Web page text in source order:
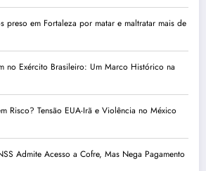
preso em Fortaleza por matar e maltratar mais de
no Exército Brasileiro: Um Marco Histórico na
Risco? Tensão EUA-Irã e Violência no México
Admite Acesso a Cofre, Mas Nega Pagamento